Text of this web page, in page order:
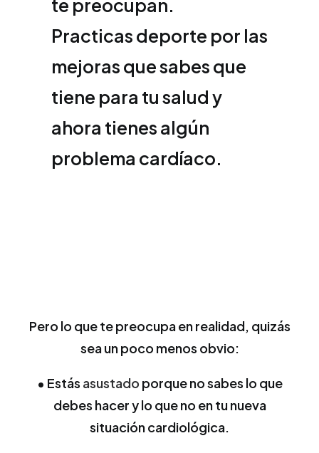
te preocupan.
Practicas deporte por las
mejoras que sabes que
tiene para tu salud y
ahora tienes algún
problema cardíaco.
Pero lo que te preocupa en realidad, quizás
sea un poco menos obvio:
• Estás asustado porque no sabes lo que
debes hacer y lo que no en tu nueva
situación cardiológica.